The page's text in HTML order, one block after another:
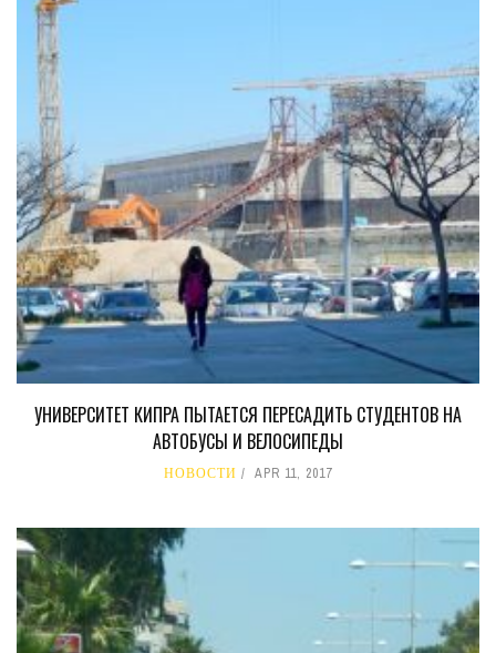
УНИВЕРСИТЕТ КИПРА ПЫТАЕТСЯ ПЕРЕСАДИТЬ СТУДЕНТОВ НА
АВТОБУСЫ И ВЕЛОСИПЕДЫ
НОВОСТИ APR 11, 2017